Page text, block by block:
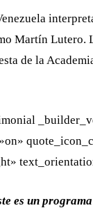
Martín Lutero.
de la
es un